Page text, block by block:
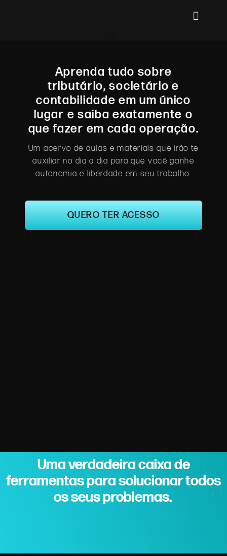
Aprenda tudo sobre
tributário, societário e
contabilidade em um único
lugar e saiba exatamente o
que fazer em cada operação.
Um acervo de aulas e materiais que irão te
auxiliar no dia a dia para que você ganhe
autonomia e liberdade em seu trabalho.
QUERO TER ACESSO
Uma verdadeira caixa de
ferramentas para solucionar todos
os seus problemas.